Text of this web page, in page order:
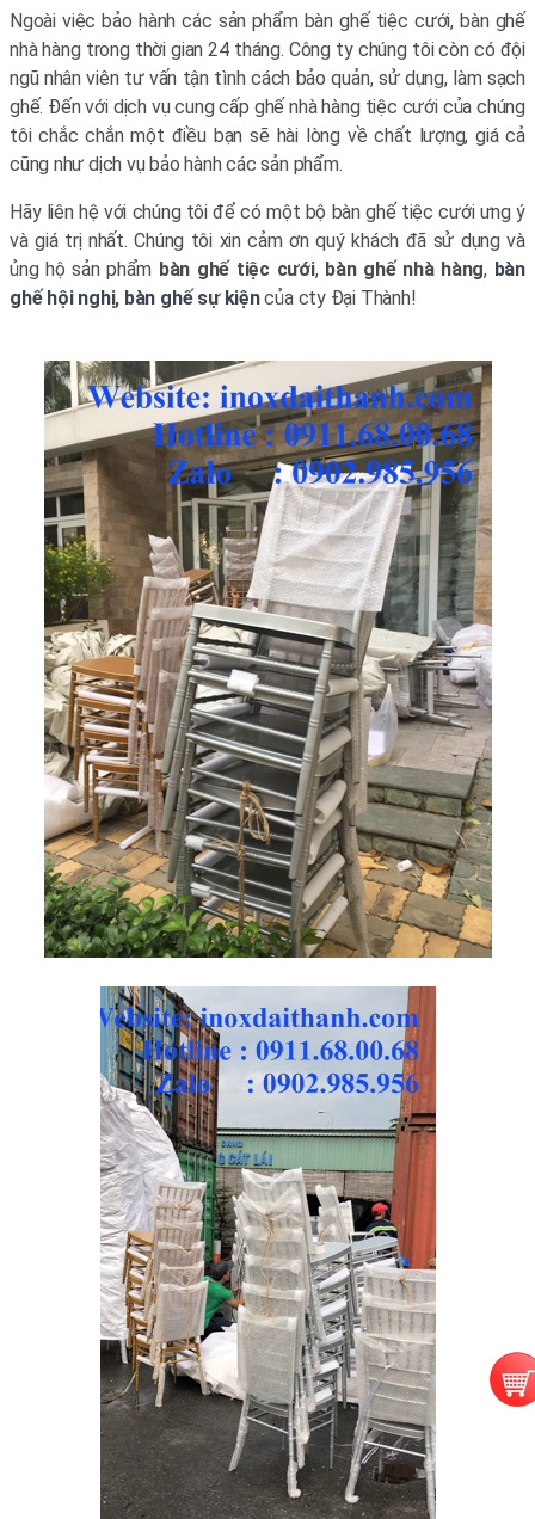
Ngoài việc bảo hành các sản phẩm bàn ghế tiệc cưới, bàn ghế
nhà hàng trong thời gian 24 tháng. Công ty chúng tôi còn có đội
ngũ nhân viên tư vấn tận tình cách bảo quản, sử dụng, làm sạch
ghế. Đến với dịch vụ cung cấp ghế nhà hàng tiệc cưới của chúng
tôi chắc chắn một điều bạn sẽ hài lòng về chất lượng, giá cả
cũng như dịch vụ bảo hành các sản phẩm.
Hãy liên hệ với chúng tôi để có một bộ bàn ghế tiệc cưới ưng ý
và giá trị nhất. Chúng tôi xin cảm ơn quý khách đã sử dụng và
ủng hộ sản phẩm bàn ghế tiệc cưới, bàn ghế nhà hàng, bàn
ghế hội nghị, bàn ghế sự kiệncủa cty Đại Thành!